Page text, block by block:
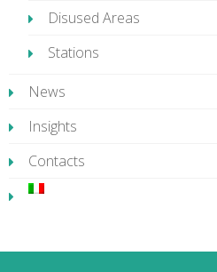
Disused Areas
Stations
News
Insights
Contacts